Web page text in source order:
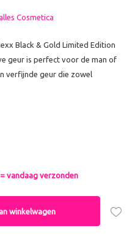
Cosmetica
Black & Gold Limited Edition
geur is perfect voor de man of
verfijnde geur die zowel
vandaag verzonden
winkelwagen